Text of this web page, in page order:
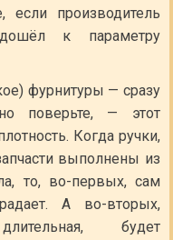
если производитель
к параметру
фурнитуры — сразу
поверьте, — этот
Когда ручки,
выполнены из
то, во-первых, сам
А во-вторых,
будет